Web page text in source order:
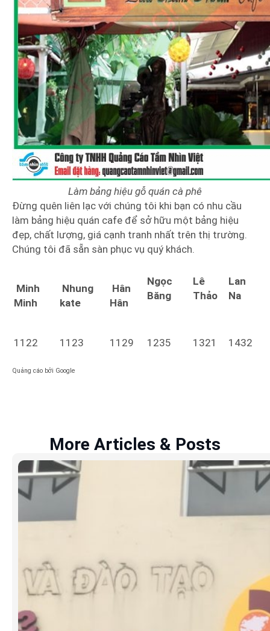
Làm bảng hiệu gỗ quán cà phê
Đừng quên liên lạc với chúng tôi khi bạn có nhu cầu
làm bảng hiệu quán cafe để sở hữu một bảng hiệu
đẹp, chất lượng, giá cạnh tranh nhất trên thị trường.
Chúng tôi đã sẵn sàn phục vụ quý khách.
Minh
Minh
Nhung
kate
Hân
Hân
Ngọc
Băng
Lê
Thảo
Lan
Na
1122 1123 1129 1235 1321 1432
Quảng cáo bởi Google
More Articles & Posts